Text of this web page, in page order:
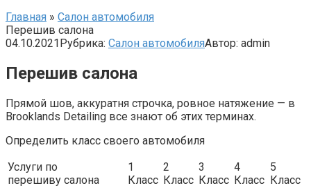
Главная » Салон автомобиля
Перешив салона
04.10.2021Рубрика: Салон автомобиляАвтор: admin
Перешив салона
Прямой шов, аккуратня строчка, ровное натяжение — в
Brooklands Detailing все знают об этих терминах.
Определить класс своего автомобиля
Услуги по
перешиву салона
1
Класс
2
Класс
3
Класс
4
Класс
5
Класс